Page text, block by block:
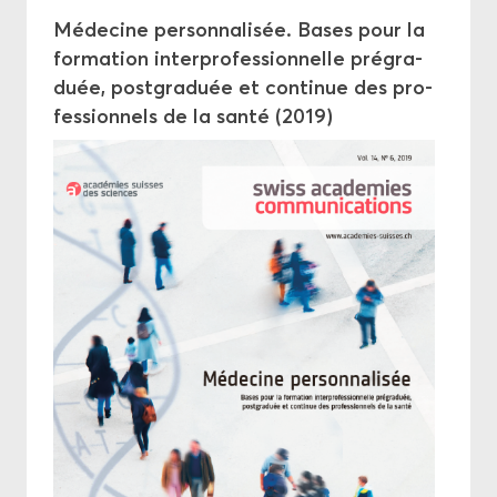
Mé­de­cine per­son­na­li­sée. Bases pour la
for­ma­tion in­ter­pro­fes­sion­nelle pré­gra­
duée, post­gra­duée et conti­nue des pro­
fes­sion­nels de la santé (2019)